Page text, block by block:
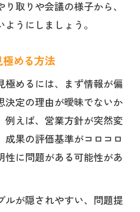
取りや会議の様子から、
うにしましょう。
極める方法
極めるには、まず情報が偏
決定の理由が曖昧でないか
例えば、営業方針が突然変
成果の評価基準がコロコロ
性に問題がある可能性があ
ルが隠されやすい、問題提